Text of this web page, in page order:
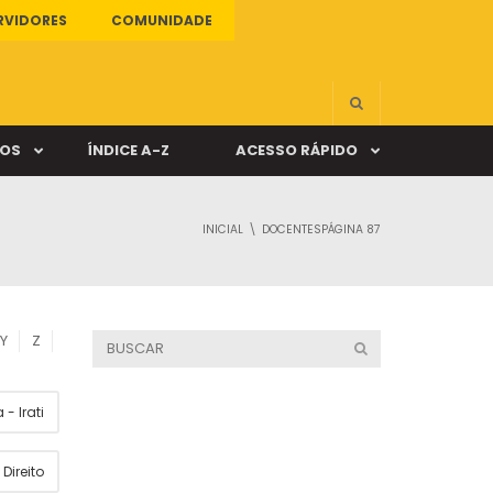
COMUNIDADE
ÍNDICE A-Z ACESSO RÁPIDO
INICIAL DOCENTESPÁGINA 87
Y Z
- Irati
Direito